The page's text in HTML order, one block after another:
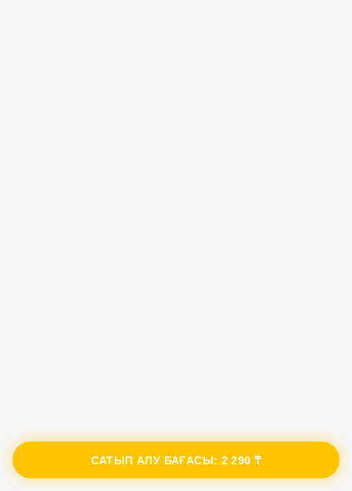
САТЫП АЛУ БАҒАСЫ: 2 290 ₸